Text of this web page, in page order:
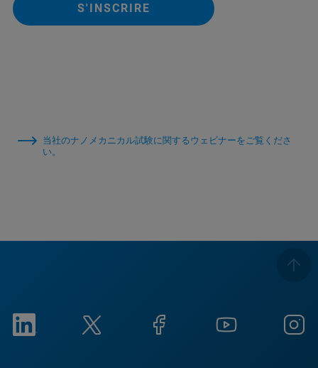
S'INSCRIRE
当社のナノメカニカル試験に関するウェビナーをご覧くださ
い。